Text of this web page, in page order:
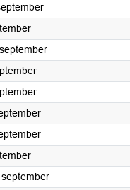
2025
2025
2025
2025
2025
2025
2025
2025
2025